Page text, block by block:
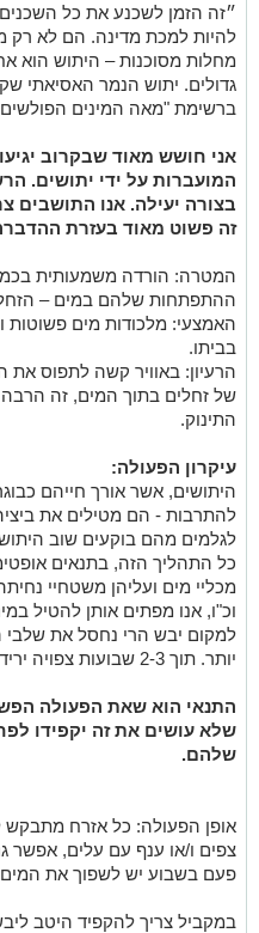
״זה הזמן לשכנע את כל
להיות למכת מדינה. הם לא רק
מחלות מסוכנות – היתוש הוא
גדולים. יתוש הנמר האסיאתי
ברשימת "מאה המינים
אני חושש מאוד שבקרוב
המועברות על ידי יתושים.
בצורה יעילה. אנו התושבים
זה פשוט מאוד בעזרת
ההתפתחות שלהם במים –
האמצעי: מלכודות מים פשוטות
בביתו.
הרעיון: באוויר קשה לתפוס
של זחלים בתוך המים, זה
התינוק.
עיקרון הפעולה:
להתרבות - הם מטילים את
לגלמים מהם בוקעים שוב
מכליי מים ועליהן משטחיי
וכ"ו, אנו מפתים אותן להטיל
למקום יבש הרי נחסל את שלבי
יותר. תוך 2-3 שבועות צפויה ירידה דרמטית בכמות היתושים.
התנאי הוא שאת הפעולה
שלא עושים את זה יקפידו
שלהם.
אופן הפעולה: כל אזרח מתבקש
צפים ו/או ענף עם עלים, אפשר
פעם בשבוע יש לשפוך את
במקביל צריך להקפיד היטב